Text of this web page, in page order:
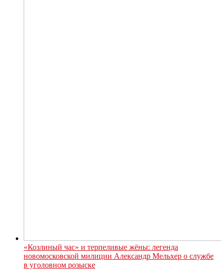
«Козлиный час» и терпеливые жёны: легенда
новомосковской милиции Александр Мельхер о службе
в уголовном розыске